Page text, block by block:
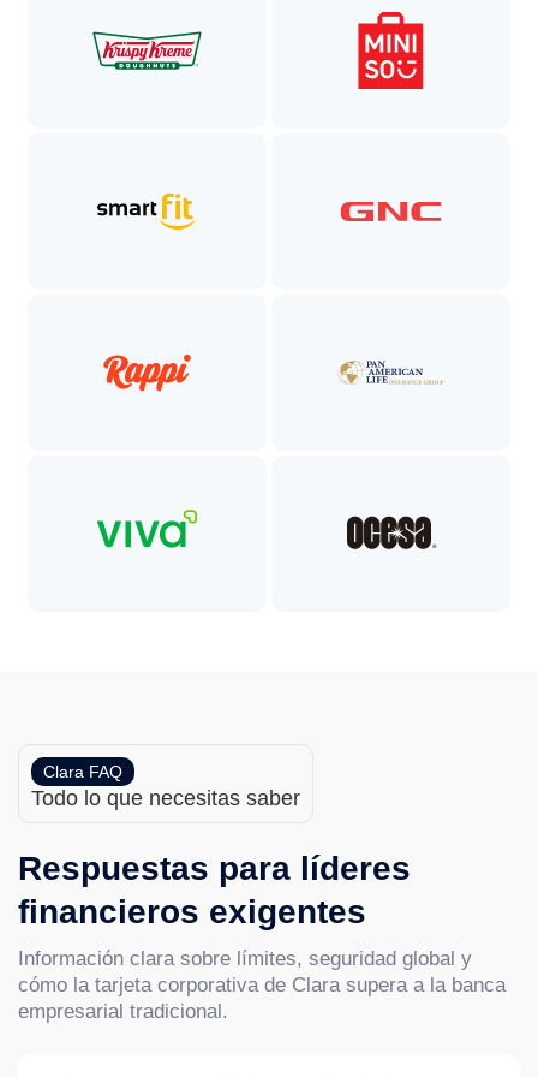
Clara FAQ
Todo lo que necesitas saber
Respuestas para líderes
financieros exigentes
Información clara sobre límites, seguridad global y
cómo la tarjeta corporativa de Clara supera a la banca
empresarial tradicional.